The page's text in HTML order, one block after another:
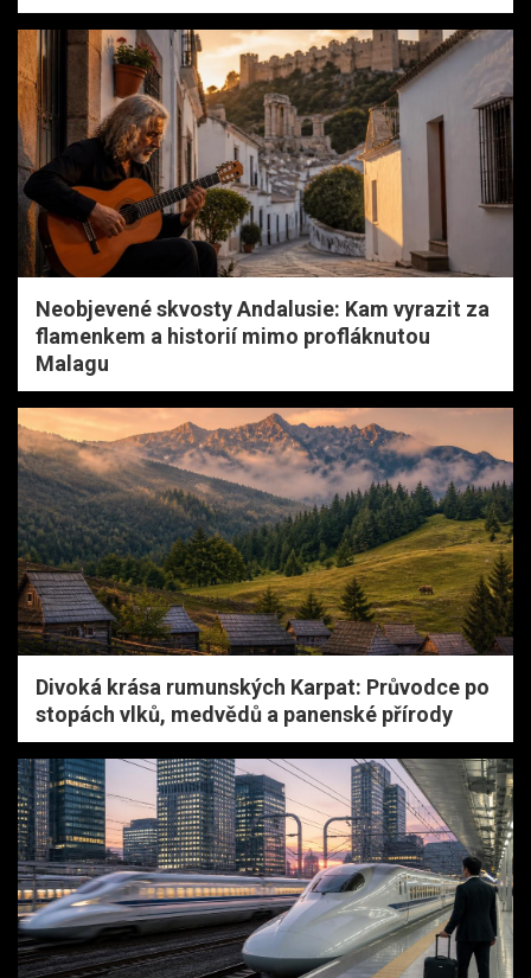
Neobjevené skvosty Andalusie: Kam vyrazit za
flamenkem a historií mimo profláknutou
Malagu
Divoká krása rumunských Karpat: Průvodce po
stopách vlků, medvědů a panenské přírody